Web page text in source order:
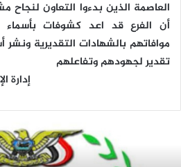
العاصمة الذين بدءوا التعاون لنجاح
أن الفرع قد اعد كشوفات
موافاتهم بالشهادات التقديرية
تقدير لجهودهم وتفاعلهم
إدارة